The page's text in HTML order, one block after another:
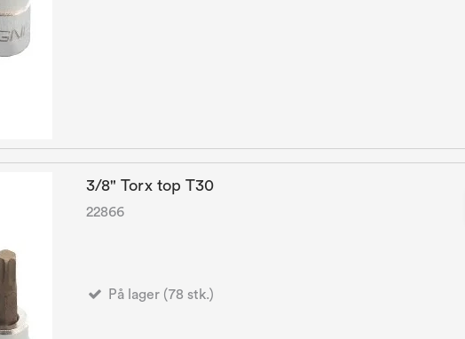
3/8" Torx top T30
22866
På lager (78 stk.)